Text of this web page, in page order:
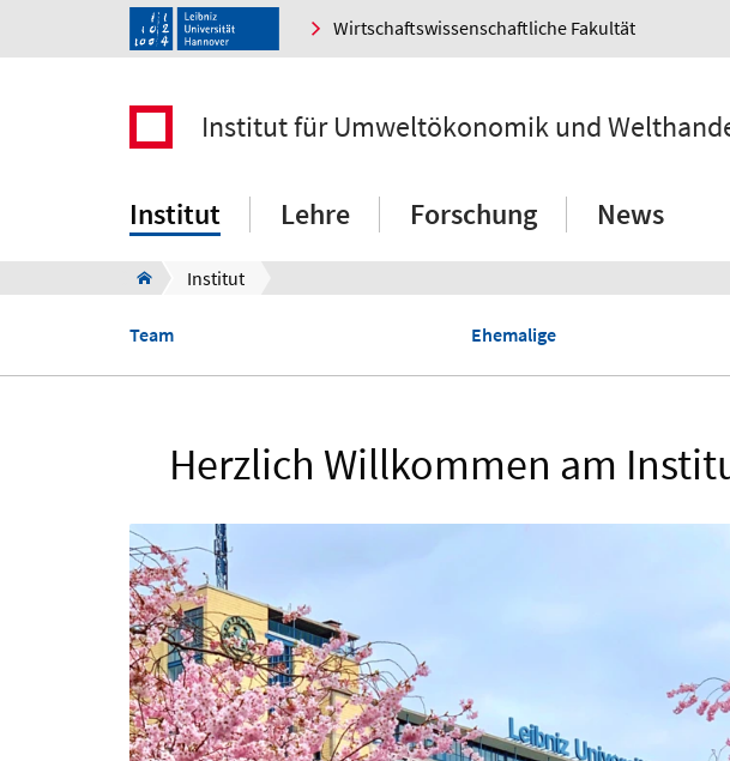
Wirtschaftswissenschaftliche Fakultät
Institut für Umweltökonomik und
Institut Lehre Forschung News
Institut
Team Ehemalige
Herzlich Willkommen am